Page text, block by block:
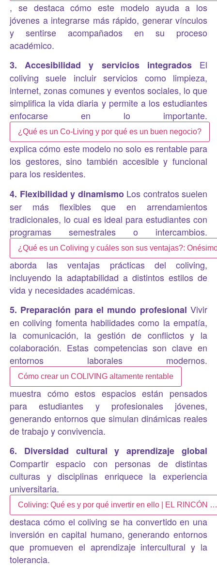
, se destaca cómo este modelo ayuda a los
jóvenes a integrarse más rápido, generar vínculos
y sentirse acompañados en su proceso
académico.
3. Accesibilidad y servicios integradosEl
coliving suele incluir servicios como limpieza,
internet, zonas comunes y eventos sociales, lo que
simplifica la vida diaria y permite a los estudiantes
enfocarse en lo importante.
¿Qué es un Co-Living y por qué es un buen negocio?
explica cómo este modelo no solo es rentable para
los gestores, sino también accesible y funcional
para los residentes.
4. Flexibilidad y dinamismo Los contratos suelen
ser más flexibles que en arrendamientos
tradicionales, lo cual es ideal para estudiantes con
programas semestrales o intercambios.
¿Qué es un Coliving y cuáles son sus ventajas?:
aborda las ventajas prácticas del coliving,
incluyendo la adaptabilidad a distintos estilos de
vida y necesidades académicas.
5. Preparación para el mundo profesional Vivir
en coliving fomenta habilidades como la empatía,
la comunicación, la gestión de conflictos y la
colaboración. Estas competencias son clave en
entornos laborales modernos.
Cómo crear un COLIVING altamente rentable
muestra cómo estos espacios están pensados
para estudiantes y profesionales jóvenes,
generando entornos que simulan dinámicas reales
de trabajo y convivencia.
6. Diversidad cultural y aprendizaje global
Compartir espacio con personas de distintas
culturas y disciplinas enriquece la experiencia
universitaria.
Coliving: Qué es y por qué invertir en ello | EL RINCÓN …
destaca cómo el coliving se ha convertido en una
inversión en capital humano, generando entornos
que promueven el aprendizaje intercultural y la
tolerancia.